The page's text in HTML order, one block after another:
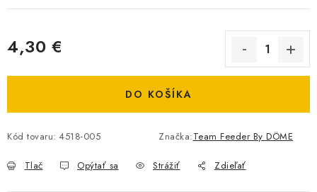
VRATKY - ODSTÚPENIE OD ZMLUVY - REKLAMACIU
KONTAKTY
4,30 €
DO KOŠÍKA
Kód tovaru: 4518-005 Značka:Team Feeder By DÖME
Tlač Opýtať sa Strážiť Zdieľať